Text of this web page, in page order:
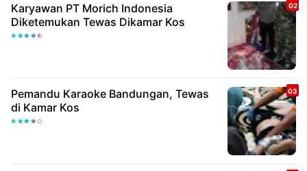
Karyawan PT Morich Indonesia
Diketemukan Tewas Dikamar Kos
Pemandu Karaoke Bandungan, Tewas
di Kamar Kos